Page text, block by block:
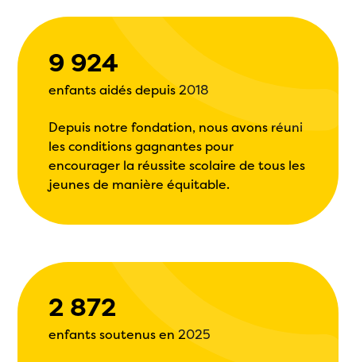
9 924
enfants aidés depuis 2018
Depuis notre fondation, nous avons réuni
les conditions gagnantes pour
encourager la réussite scolaire de tous les
jeunes de manière équitable.
2 872
enfants soutenus en 2025